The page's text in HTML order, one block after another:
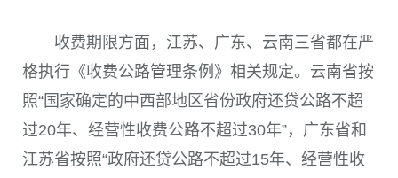
收费期限方面，江苏、广东、云南三省都在严
格执行《收费公路管理条例》相关规定。云南省按
照“国家确定的中西部地区省份政府还贷公路不超
过20年、经营性收费公路不超过30年”，广东省和
江苏省按照“政府还贷公路不超过15年、经营性收